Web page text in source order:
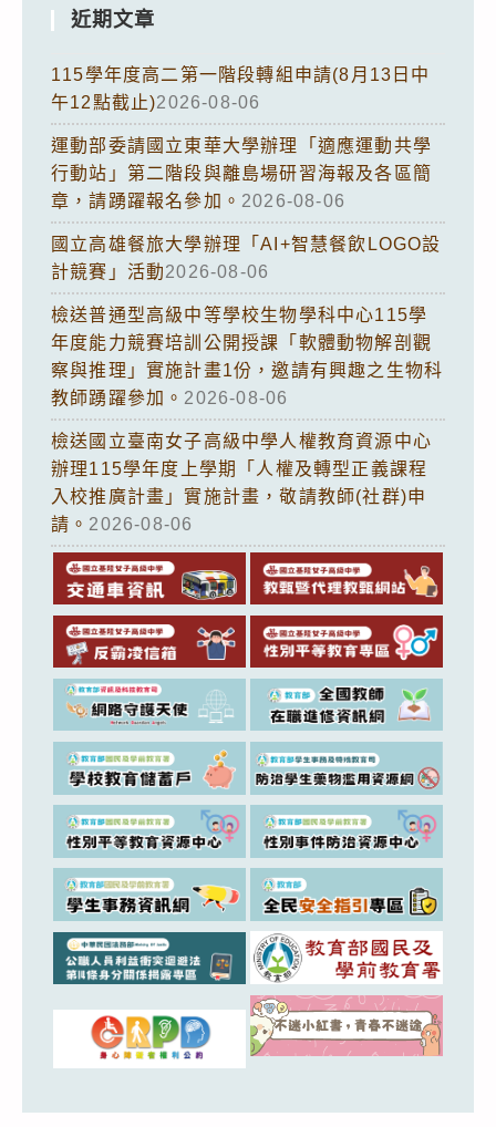
近期文章
115學年度高二第一階段轉組申請(8月13日中
午12點截止)2026-08-06
運動部委請國立東華大學辦理「適應運動共學
行動站」第二階段與離島場研習海報及各區簡
章，請踴躍報名參加。 2026-08-06
國立高雄餐旅大學辦理「AI+智慧餐飲LOGO設
計競賽」活動2026-08-06
檢送普通型高級中等學校生物學科中心115學
年度能力競賽培訓公開授課「軟體動物解剖觀
察與推理」實施計畫1份，邀請有興趣之生物科
教師踴躍參加。 2026-08-06
檢送國立臺南女子高級中學人權教育資源中心
辦理115學年度上學期「人權及轉型正義課程
入校推廣計畫」實施計畫，敬請教師(社群)申
請。 2026-08-06